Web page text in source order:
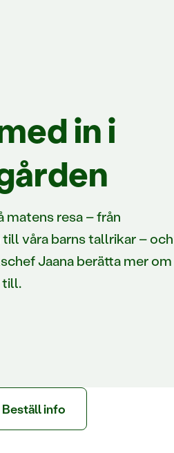
in i
matens resa – från
våra barns tallrikar – och
Jaana berätta mer om
till.
Beställ info